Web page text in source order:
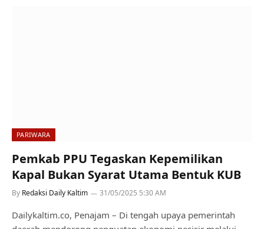
PARIWARA
Pemkab PPU Tegaskan Kepemilikan
Kapal Bukan Syarat Utama Bentuk KUB
By Redaksi Daily Kaltim 31/05/2025 5:30 AM
Dailykaltim.co, Penajam – Di tengah upaya pemerintah